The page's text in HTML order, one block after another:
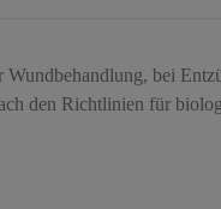
bei
den Richtlinien für